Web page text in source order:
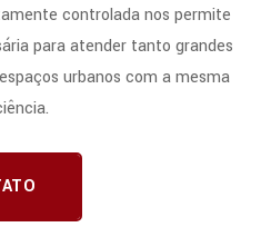
controlada nos permite
para atender tanto grandes
urbanos com a mesma